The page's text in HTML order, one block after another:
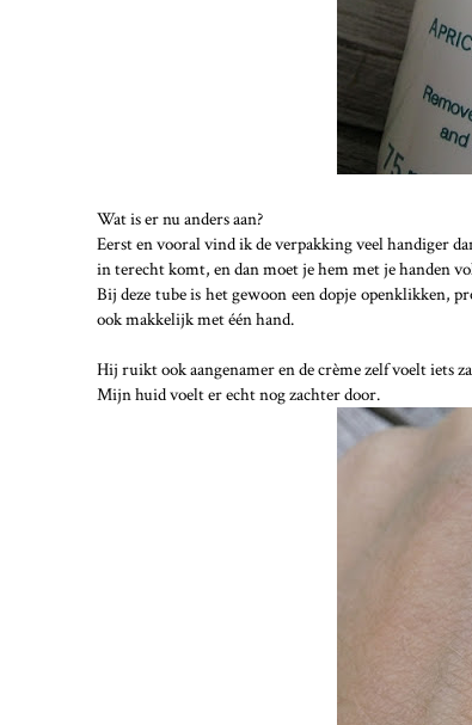
Wat is er nu anders aan?
Eerst en vooral vind ik de verpakking veel handiger
in terecht komt, en dan moet je hem met je handen
Bij deze tube is het gewoon een dopje openklikken,
ook makkelijk met één hand.
Hij ruikt ook aangenamer en de crème zelf voelt iets
Mijn huid voelt er echt nog zachter door.